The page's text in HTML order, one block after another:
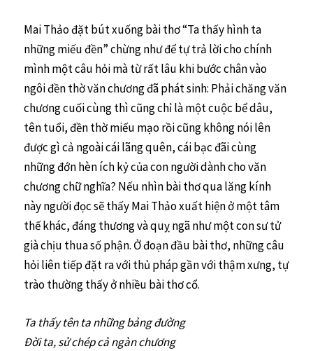
Mai Thảo đặt bút xuống bài thơ “Ta thấy hình ta
những miếu đền” chừng như để tự trả lời cho chính
mình một câu hỏi mà từ rất lâu khi bước chân vào
ngôi đền thờ văn chương đã phát sinh: Phải chăng văn
chương cuối cùng thì cũng chỉ là một cuộc bể dâu,
tên tuổi, đền thờ miếu mạo rồi cũng không nói lên
được gì cả ngoài cái lãng quên, cái bạc đãi cùng
những đớn hèn ích kỷ của con người dành cho văn
chương chữ nghĩa? Nếu nhìn bài thơ qua lăng kính
này người đọc sẽ thấy Mai Thảo xuất hiện ở một tâm
thế khác, đáng thương và quỵ ngã như một con sư tử
già chịu thua số phận. Ở đoạn đầu bài thơ, những câu
hỏi liên tiếp đặt ra với thủ pháp gần với thậm xưng, tự
trào thường thấy ở nhiều bài thơ cổ.
Ta thấy tên ta những bảng đường
Đời ta, sử chép cả ngàn chương